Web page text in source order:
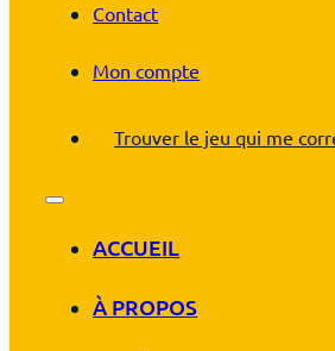
Contact
Mon compte
Trouver le jeu qui me
ACCUEIL
À PROPOS